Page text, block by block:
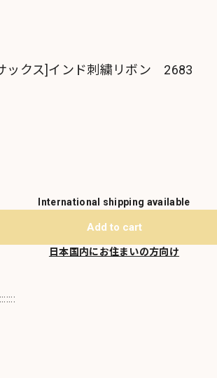
ックス]インド刺繍リボン 2683
International shipping available
Add to cart
日本国内にお住まいの方向け